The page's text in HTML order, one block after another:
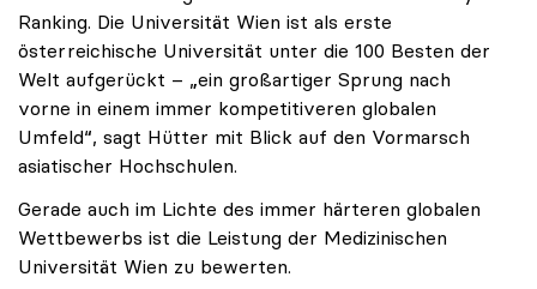
Ranking. Die Universität Wien ist als erste
österreichische Universität unter die 100 Besten der
Welt aufgerückt – „ein großartiger Sprung nach
vorne in einem immer kompetitiveren globalen
Umfeld“, sagt Hütter mit Blick auf den Vormarsch
asiatischer Hochschulen.
Gerade auch im Lichte des immer härteren globalen
Wettbewerbs ist die Leistung der Medizinischen
Universität Wien zu bewerten.